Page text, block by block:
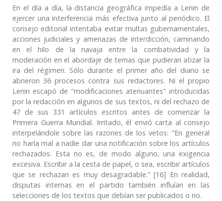
En el día a día, la distancia geográfica impedía a Lenin de
ejercer una interferencia más efectiva junto al periódico. El
consejo editorial intentaba evitar multas gubernamentales,
acciones judiciales y amenazas de interdicción, caminando
en el hilo de la navaja entre la combatividad y la
moderación en el abordaje de temas que pudieran atizar la
ira del régimen. Sólo durante el primer año del diario se
abrieron 36 procesos contra sus redactores. Ni el propio
Lenin escapó de "modificaciones atenuantes" introducidas
por la redacción en algunos de sus textos, ni del rechazo de
47 de sus 331 artículos escritos antes de comenzar la
Primera Guerra Mundial. Irritado, él envió carta al consejo
interpelándole sobre las razones de los vetos: "En general
no haría mal a nadie dar una notificación sobre los artículos
rechazados. Esta no es, de modo alguno, una exigencia
excesiva. Escribir a la cesta de papel, o sea, escribir artículos
que se rechazan es muy desagradable.” [16] En realidad,
disputas internas en el partido también influían en las
selecciones de los textos que debían ser publicados o no.